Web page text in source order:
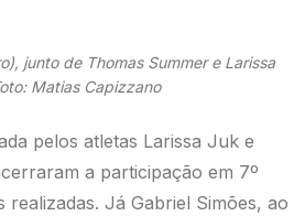
junto de Thomas Summer e Larissa
Matias Capizzano
pelos atletas Larissa Juk e
a participação em 7º
realizadas. Já Gabriel Simões, ao